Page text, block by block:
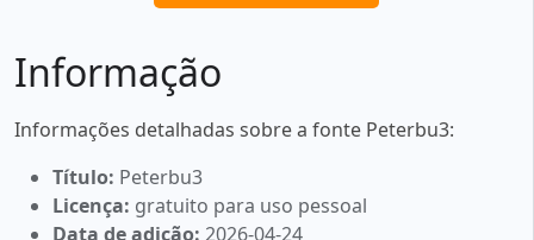
Informação
Informações detalhadas sobre a fonte Peterbu3:
Título: Peterbu3
Licença: gratuito para uso pessoal
Data de adição: 2026-04-24